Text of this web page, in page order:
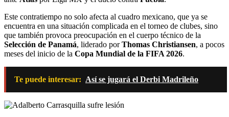
Este contratiempo no solo afecta al cuadro mexicano, que ya se
encuentra en una situación complicada en el torneo de clubes, sino
que también provoca preocupación en el cuerpo técnico de la
Selección de Panamá, liderado porThomas Christiansen, a pocos
meses del inicio de la Copa Mundial de la FIFA 2026.
Te puede interesar: Así se jugará el Derbi Madrileño